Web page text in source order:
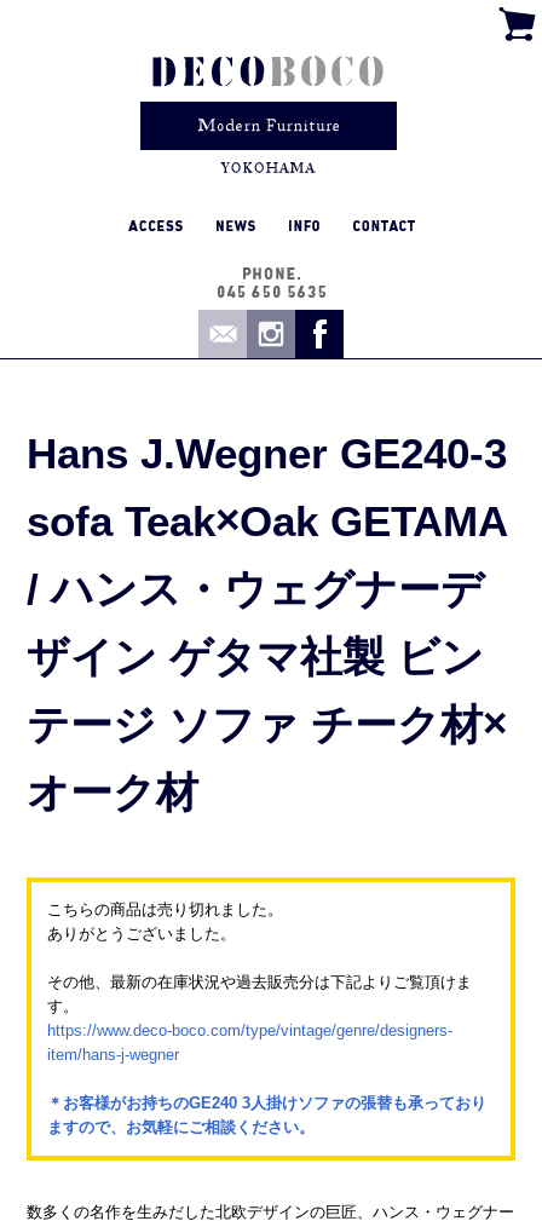
Hans J.Wegner GE240-3
sofa Teak×Oak GETAMA
/ ハンス・ウェグナーデ
ザイン ゲタマ社製 ビン
テージ ソファ チーク材×
オーク材
こちらの商品は売り切れました。
ありがとうございました。
その他、最新の在庫状況や過去販売分は下記よりご覧頂けま
す。
https://www.deco-boco.com/type/vintage/genre/designers-
item/hans-j-wegner
＊お客様がお持ちのGE240 3人掛けソファの張替も承っており
ますので、お気軽にご相談ください。
数多くの名作を生みだした北欧デザインの巨匠、ハンス・ウェグナー